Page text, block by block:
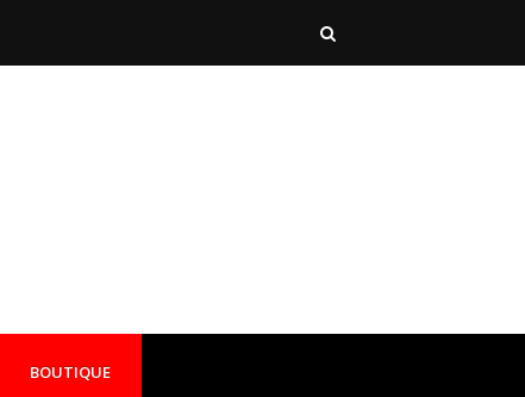
BOUTIQUE